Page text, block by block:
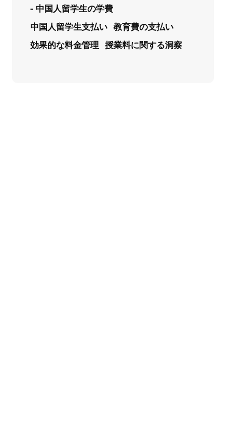
- 中国人留学生の学費
中国人留学生支払い 教育費の支払い
効果的な料金管理 授業料に関する洞察